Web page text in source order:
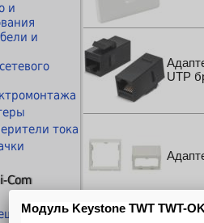
и
и
тока
Com
UTP